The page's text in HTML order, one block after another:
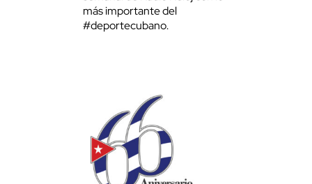
más importante del
#deportecubano.